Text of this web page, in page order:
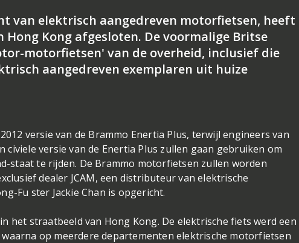
van elektrisch aangedreven motorfietsen, heeft
Hong Kong afgesloten. De voormalige Britse
motorfietsen' van de overheid, inclusief die
aangedreven exemplaren uit huize
versie van de Brammo Enertia Plus, terwijl engineers van
versie van de Enertia Plus zullen gaan gebruiken om
staat te rijden. De Brammo motorfietsen zullen worden
dealer JCAM, een distributeur van elektrische
Fu ster Jackie Chan is opgericht.
het straatbeeld van Hong Kong. De elektrische fiets werd een
op meerdere departementen elektrische motorfietsen